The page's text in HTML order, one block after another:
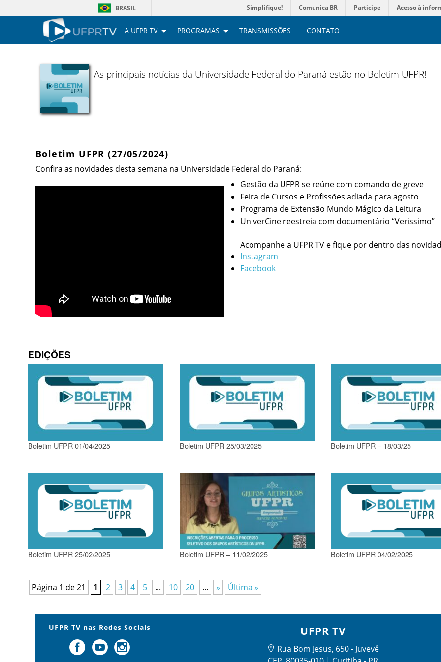
BRASIL Simplifique! Comunica BR Participe Acesso à
A UFPR TV PROGRAMAS TRANSMISSÕES CONTATO
As principais notícias da Universidade Federal do Paraná estão no Boletim UFPR!
Boletim UFPR (27/05/2024)
Confira as novidades desta semana na Universidade Federal do Paraná:
Gestão da UFPR se reúne com comando de greve
Feira de Cursos e Profissões adiada para agosto
Programa de Extensão Mundo Mágico da Leitura
UniverCine reestreia com documentário “Verissimo”
Acompanhe a UFPR TV e fique por dentro das
Instagram
Facebook
EDIÇÕES
Boletim UFPR 01/04/2025 Boletim UFPR 25/03/2025 Boletim UFPR – 18/03/25
Boletim UFPR 25/02/2025 Boletim UFPR – 11/02/2025 Boletim UFPR 04/02/2025
Página 1 de 21 1 2 3 4 5 ... 10 20 ... » Última »
UFPR TV nas Redes Sociais UFPR TV
Rua Bom Jesus, 650 - Juvevê